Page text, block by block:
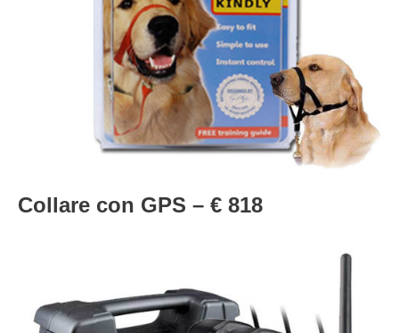
Collare con GPS – € 818